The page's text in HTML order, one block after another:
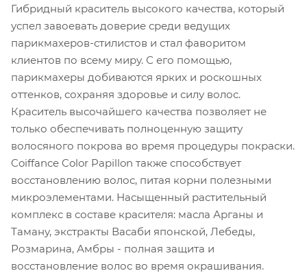
Гибридный краситель высокого качества, который
успел завоевать доверие среди ведущих
парикмахеров-стилистов и стал фаворитом
клиентов по всему миру. С его помощью,
парикмахеры добиваются ярких и роскошных
оттенков, сохраняя здоровье и силу волос.
Краситель высочайшего качества позволяет не
только обеспечивать полноценную защиту
волосяного покрова во время процедуры покраски.
Coiffance Color Papillon также способствует
восстановлению волос, питая корни полезными
микроэлементами. Насыщенный растительный
комплекс в составе красителя: масла Арганы и
Таману, экстракты Васаби японской, Лебеды,
Розмарина, Амбры - полная защита и
восстановление волос во время окрашивания.